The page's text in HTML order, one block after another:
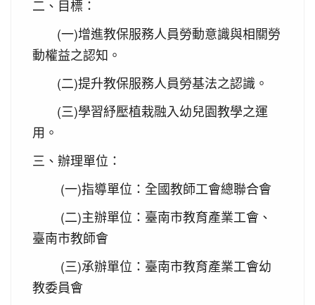
二、目標：
(一)增進教保服務人員勞動意識與相關勞
動權益之認知。
(二)提升教保服務人員勞基法之認識。
(三)學習紓壓植栽融入幼兒園教學之運
用。
三、辦理單位：
(一)指導單位：全國教師工會總聯合會
(二)主辦單位：臺南市教育產業工會、
臺南市教師會
(三)承辦單位：臺南市教育產業工會幼
教委員會